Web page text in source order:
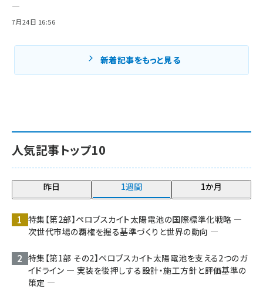
人気記事トップ10
昨日 1週間 1か月
特集【第2部】ペロブスカイト太陽電池の国際標準化戦略 ―
次世代市場の覇権を握る基準づくりと世界の動向 ―
特集【第1部 その2】ペロブスカイト太陽電池を支える2つのガ
イドライン ― 実装を後押しする設計・施工方針と評価基準の
策定 ―
―
7月24日 16:56
新着記事をもっと見る